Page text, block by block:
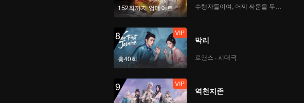
152회까지 업데이트
8
총40회
VIP
막리
로맨스 · 시대극
9 VIP
역천지존